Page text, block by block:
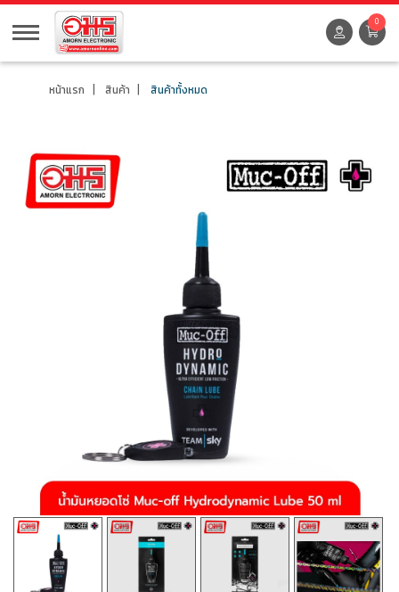
0
หน้าแรก สินค้า สินค้าทั้งหมด